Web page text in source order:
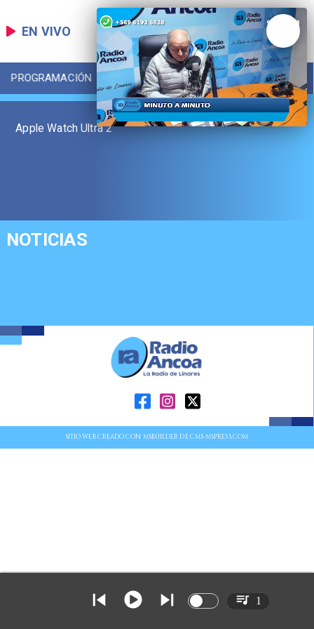
EN VIVO
PROGRAMACIÓN LOCAL DEPORTES
Apple Watch Ultra 2
NOTICIAS
SITIO WEB CREADO CON MSBUILDER DE CMS-MSPRESS.COM
1